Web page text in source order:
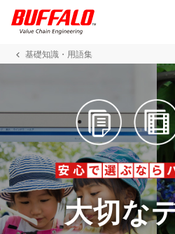
基礎知識・用語集
大切な